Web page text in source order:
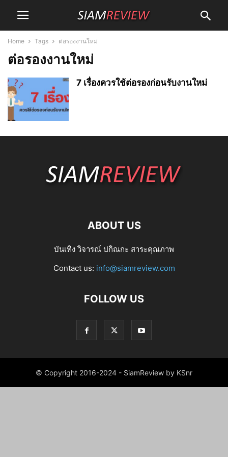
Home Tags ต่อรองงานใหม่
ต่อรองงานใหม่
7 เรื่องควรใช้ต่อรองก่อนรับงานใหม่
ABOUT US
บันเทิง วิจารณ์ ปกิณกะ สาระคุณภาพ
Contact us: info@siamreview.com
FOLLOW US
© Copyright 2016-2024 - SiamReview by KSnr